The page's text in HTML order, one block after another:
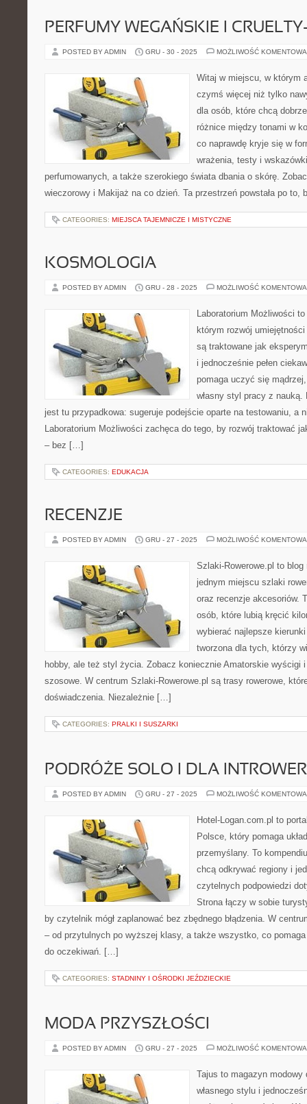
PERFUMY WEGAŃSKIE I
POSTED BY ADMIN GRU - 30 - 2025 MOŻLIWOŚĆ
Witaj w miejscu, w którym
czymś więcej niż tylko
dla osób, które chcą
różnice między tonami w
co naprawdę kryje się w
wrażenia, testy i
perfumowanych, a także szerokiego świata dbania o skórę.
wieczorowy i Makijaż na co dzień. Ta przestrzeń powstała po to,
CATEGORIES: MIEJSCA TAJEMNICZE I MISTYCZNE
KOSMOLOGIA
POSTED BY ADMIN GRU - 28 - 2025 MOŻLIWOŚĆ
Laboratorium Możliwości
którym rozwój
są traktowane jak
i jednocześnie pełen
pomaga uczyć się
własny styl pracy z nauką.
jest tu przypadkowa: sugeruje podejście oparte na testowaniu, a
Laboratorium Możliwości zachęca do tego, by rozwój traktować
– bez […]
CATEGORIES: EDUKACJA
RECENZJE
POSTED BY ADMIN GRU - 27 - 2025 MOŻLIWOŚĆ
Szlaki-Rowerowe.pl to blog
jednym miejscu szlaki
oraz recenzje akcesoriów.
osób, które lubią kręcić
wybierać najlepsze
tworzona dla tych, którzy
hobby, ale też styl życia. Zobacz koniecznie Amatorskie wyścigi
szosowe. W centrum Szlaki-Rowerowe.pl są trasy rowerowe,
doświadczenia. Niezależnie […]
CATEGORIES: PRALKI I SUSZARKI
PODRÓŻE SOLO I DLA
POSTED BY ADMIN GRU - 27 - 2025 MOŻLIWOŚĆ
Hotel-Logan.com.pl to
Polsce, który pomaga
przemyślany. To
chcą odkrywać regiony i
czytelnych podpowiedzi
Strona łączy w sobie
by czytelnik mógł zaplanować bez zbędnego błądzenia. W
– od przytulnych po wyższej klasy, a także wszystko, co
do oczekiwań. […]
CATEGORIES: STADNINY I OŚRODKI JEŹDZIECKIE
MODA PRZYSZŁOŚCI
POSTED BY ADMIN GRU - 27 - 2025 MOŻLIWOŚĆ
Tajus to magazyn
własnego stylu i